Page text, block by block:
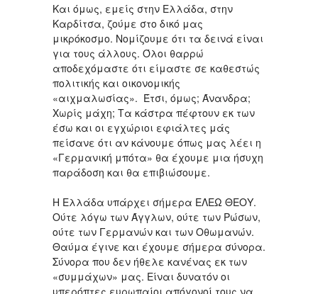
Και όμως, εμείς στην Ελλάδα, στην
Καρδίτσα, ζούμε στο δικό μας
μικρόκοσμο. Νομίζουμε ότι τα δεινά είναι
για τους άλλους. Όλοι θαρρώ
αποδεχόμαστε ότι είμαστε σε καθεστώς
πολιτικής και οικονομικής
«αιχμαλωσίας». Έτσι, όμως; Άνανδρα;
Χωρίς μάχη; Τα κάστρα πέφτουν εκ των
έσω και οι εγχώριοι εφιάλτες μάς
πείσανε ότι αν κάνουμε όπως μας λέει η
«Γερμανική μπότα» θα έχουμε μια ήσυχη
παράδοση και θα επιβιώσουμε.
Η Ελλάδα υπάρχει σήμερα ΕΛΕΩ ΘΕΟΥ.
Ούτε λόγω των Άγγλων, ούτε των Ρώσων,
ούτε των Γερμανών και των Οθωμανών.
Θαύμα έγινε και έχουμε σήμερα σύνορα.
Σύνορα που δεν ήθελε κανένας εκ των
«συμμάχων» μας. Είναι δυνατόν οι
υπερόπτες ευρωπαίοι απόγονοί τους να